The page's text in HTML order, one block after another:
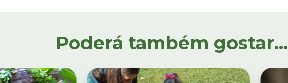
Poderá também gostar...